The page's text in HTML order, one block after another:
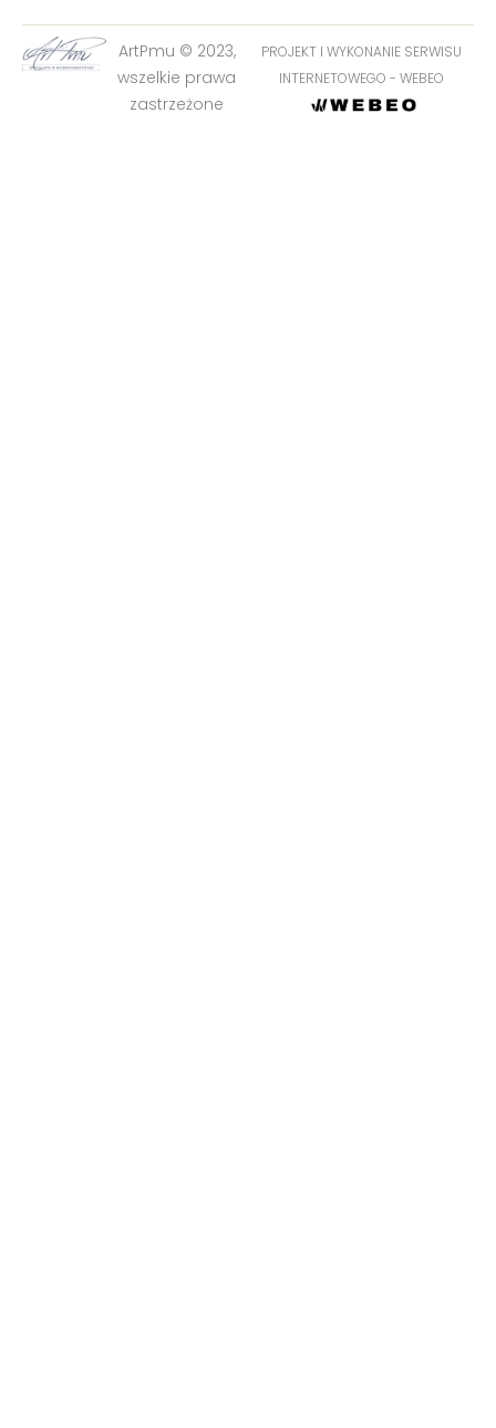
ArtPmu © 2023,
wszelkie prawa
zastrzeżone
PROJEKT I WYKONANIE SERWISU
INTERNETOWEGO - WEBEO